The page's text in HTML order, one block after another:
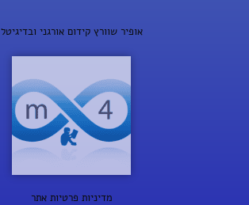
אופיר שוורץ קידום אורגני ובדיגיטל
מדיניות פרטיות אתר